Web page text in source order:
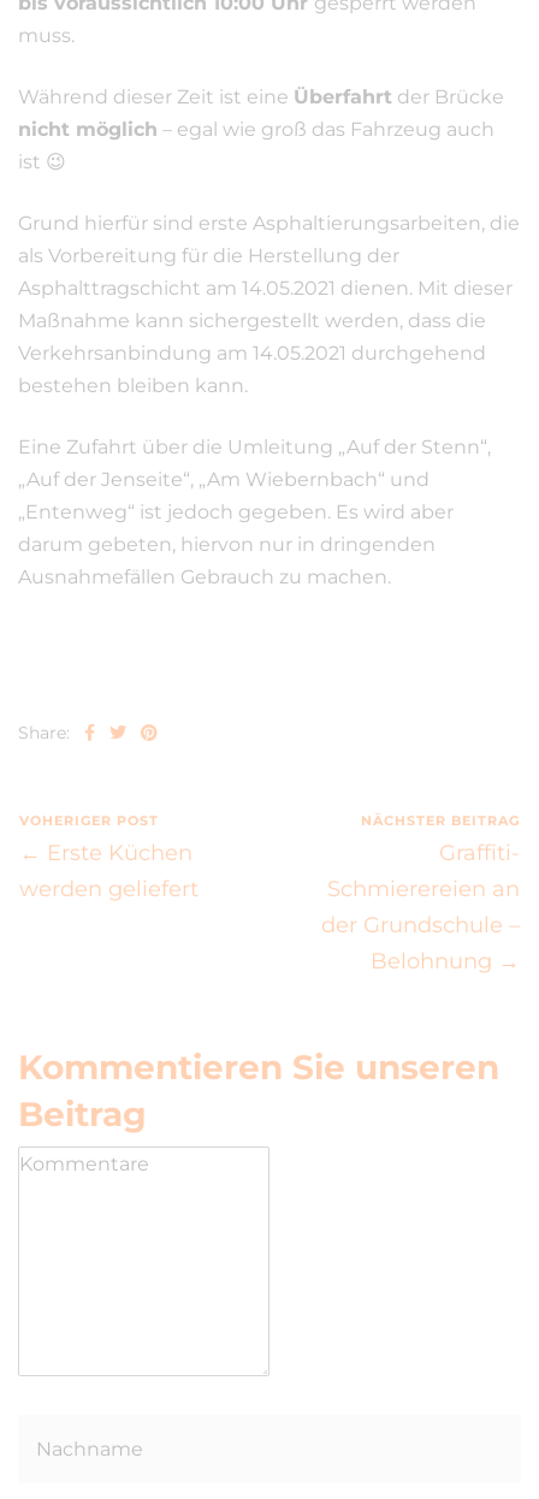
muss.
Während dieser Zeit ist eine Überfahrt der Brücke
nicht möglich – egal wie groß das Fahrzeug auch
ist 😉
Grund hierfür sind erste Asphaltierungsarbeiten, die
als Vorbereitung für die Herstellung der
Asphalttragschicht am 14.05.2021 dienen. Mit dieser
Maßnahme kann sichergestellt werden, dass die
Verkehrsanbindung am 14.05.2021 durchgehend
bestehen bleiben kann.
Eine Zufahrt über die Umleitung „Auf der Stenn“,
„Auf der Jenseite“, „Am Wiebernbach“ und
„Entenweg“ ist jedoch gegeben. Es wird aber
darum gebeten, hiervon nur in dringenden
Ausnahmefällen Gebrauch zu machen.
Share:
VOHERIGER POST
← Erste Küchen
werden geliefert
NÄCHSTER BEITRAG
Graffiti-
Schmierereien an
der Grundschule –
Belohnung →
Kommentieren Sie unseren
Beitrag